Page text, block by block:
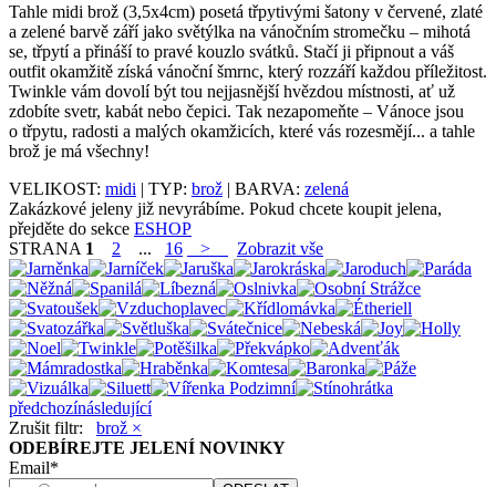
Tahle midi brož (3,5x4cm) posetá třpytivými šatony v červené, zlaté
a zelené barvě září jako světýlka na vánočním stromečku – mihotá
se, třpytí a přináší to pravé kouzlo svátků. Stačí ji připnout a váš
outfit okamžitě získá vánoční šmrnc, který rozzáří každou příležitost.
Twinkle vám dovolí být tou nejjasnější hvězdou místnosti, ať už
zdobíte svetr, kabát nebo čepici. Tak nezapomeňte – Vánoce jsou
o třpytu, radosti a malých okamžicích, které vás rozesmějí... a tahle
brož je má všechny!
VELIKOST: midi | TYP: brož | BARVA: zelená
Zakázkové jeleny již nevyrábíme. Pokud chcete koupit jelena,
přejděte do sekce ESHOP
STRANA 1 2 ... 16 > Zobrazit vše
předchozínásledující
Zrušit filtr: brož ×
ODEBÍREJTE JELENÍ NOVINKY
Email*